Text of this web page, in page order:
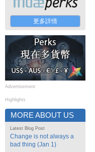
更多詳情
Advertisement
Highlights
MORE ABOUT US
Latest Blog Post
Change is not always a
bad thing (Jan 1)